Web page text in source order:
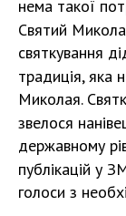
нема такої
Святий
святкування
традиція, яка
Миколая.
звелося
державному
публікацій у
голоси з